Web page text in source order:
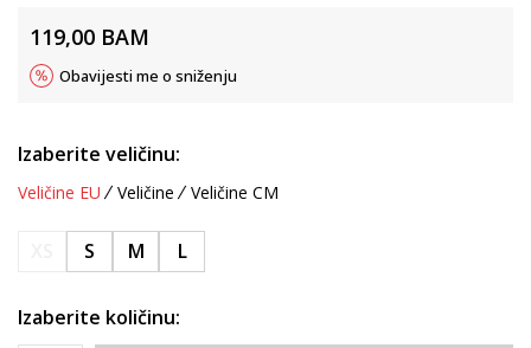
119,00 BAM
Obavijesti me o sniženju
Izaberite veličinu:
Veličine EU Veličine Veličine CM
S M L
Izaberite količinu: